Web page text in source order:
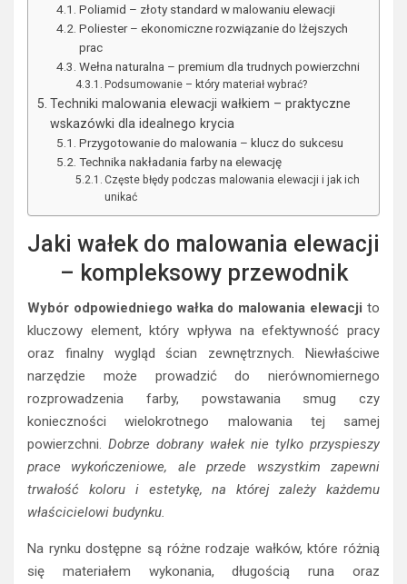
Poliamid – złoty standard w malowaniu elewacji
Poliester – ekonomiczne rozwiązanie do lżejszych
prac
Wełna naturalna – premium dla trudnych powierzchni
Podsumowanie – który materiał wybrać?
Techniki malowania elewacji wałkiem – praktyczne
wskazówki dla idealnego krycia
Przygotowanie do malowania – klucz do sukcesu
Technika nakładania farby na elewację
Częste błędy podczas malowania elewacji i jak ich
unikać
Jaki wałek do malowania elewacji
– kompleksowy przewodnik
Wybór odpowiedniego wałka do malowania elewacji to
kluczowy element, który wpływa na efektywność pracy
oraz finalny wygląd ścian zewnętrznych. Niewłaściwe
narzędzie może prowadzić do nierównomiernego
rozprowadzenia farby, powstawania smug czy
konieczności wielokrotnego malowania tej samej
powierzchni. Dobrze dobrany wałek nie tylko przyspieszy
prace wykończeniowe, ale przede wszystkim zapewni
trwałość koloru i estetykę, na której zależy każdemu
właścicielowi budynku.
Na rynku dostępne są różne rodzaje wałków, które różnią
się materiałem wykonania, długością runa oraz